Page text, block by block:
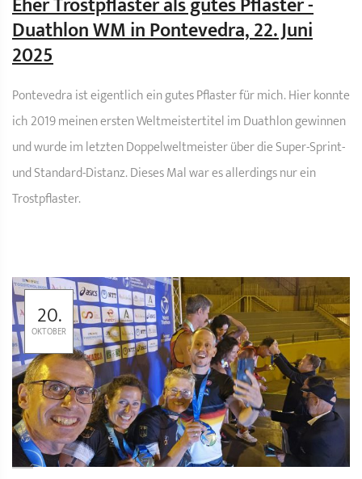
Duathlon WM in Pontevedra, 22. Juni
2025
Pontevedra ist eigentlich ein gutes Pflaster für mich. Hier konnte
ich 2019 meinen ersten Weltmeistertitel im Duathlon gewinnen
und wurde im letzten Doppelweltmeister über die Super-Sprint-
und Standard-Distanz. Dieses Mal war es allerdings nur ein
Trostpflaster.
20.
OKTOBER